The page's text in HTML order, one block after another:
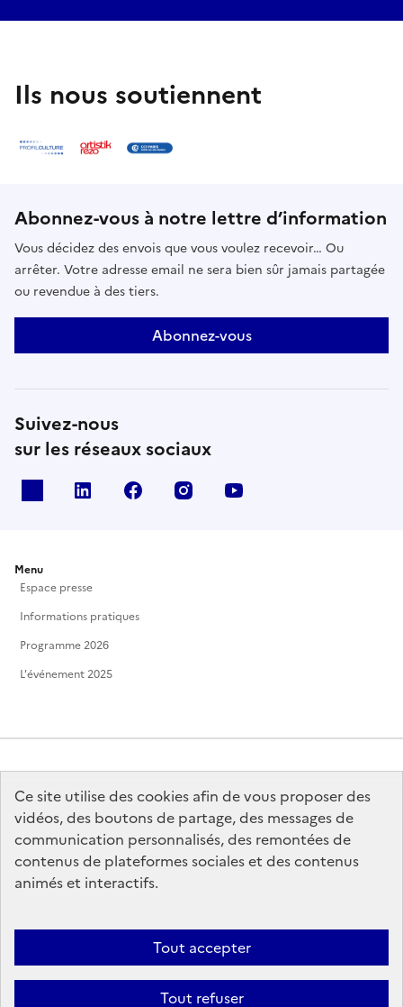
Ce site utilise des cookies afin de vous proposer des
vidéos, des boutons de partage, des messages de
communication personnalisés, des remontées de
contenus de plateformes sociales et des contenus
animés et interactifs.
Tout accepter
Tout refuser
Ils nous soutiennent
Abonnez-vous à notre lettre d’information
Vous décidez des envois que vous voulez recevoir… Ou
arrêter. Votre adresse email ne sera bien sûr jamais partagée
ou revendue à des tiers.
Abonnez-vous
Suivez-nous
sur les réseaux sociaux
Linkedin Facebook Instagram
Menu
Espace presse
Informations pratiques
Programme 2026
L'événement 2025
MINISTÈRE
DE LA CULTURE
data.gouv.fr